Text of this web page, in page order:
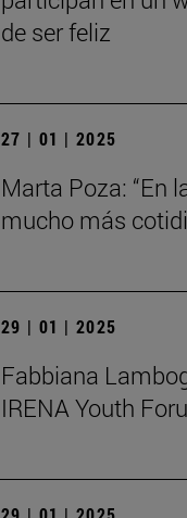
de ser feliz
27 | 01 | 2025
Marta Poza: “En
mucho más
29 | 01 | 2025
Fabbiana
IRENA Youth